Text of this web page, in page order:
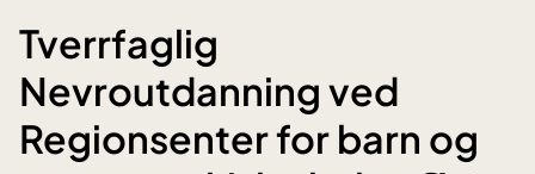
Tverrfaglig
Nevroutdanning ved
Regionsenter for barn og